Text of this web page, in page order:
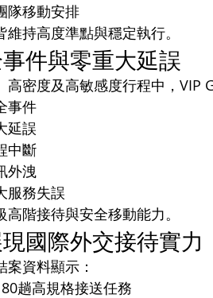
隊移動安排
維持高度準點與穩定執行。
件與零重大延誤
高密度及高敏感度行程中，VIP
事件
延誤
中斷
外洩
服務失誤
高階接待與安全移動能力。
國際外交接待實力
案資料顯示：
趟高規格接送任務